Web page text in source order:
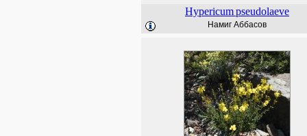
Hypericumpseudolaeve
Намиг Аббасов